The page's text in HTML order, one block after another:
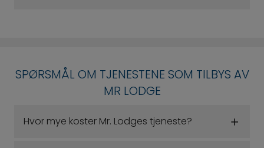
SPØRSMÅL OM TJENESTENE SOM TILBYS AV
MR LODGE
Hvor mye koster Mr. Lodges tjeneste?